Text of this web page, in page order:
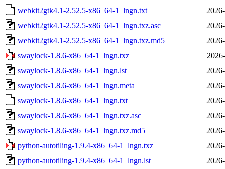
webkit2gtk4.1-2.52.5-x86_64-1_lngn.txt
webkit2gtk4.1-2.52.5-x86_64-1_lngn.txz.asc
webkit2gtk4.1-2.52.5-x86_64-1_lngn.txz.md5
swaylock-1.8.6-x86_64-1_lngn.txz
swaylock-1.8.6-x86_64-1_lngn.lst
swaylock-1.8.6-x86_64-1_lngn.meta
swaylock-1.8.6-x86_64-1_lngn.txt
swaylock-1.8.6-x86_64-1_lngn.txz.asc
swaylock-1.8.6-x86_64-1_lngn.txz.md5
python-autotiling-1.9.4-x86_64-1_lngn.txz
python-autotiling-1.9.4-x86_64-1_lngn.lst